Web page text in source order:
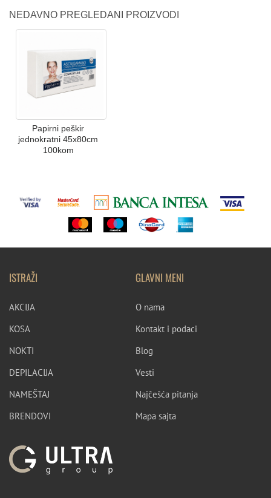
NEDAVNO PREGLEDANI PROIZVODI
Papirni peškir
jednokratni 45x80cm
100kom
ISTRAŽI
AKCIJA
KOSA
NOKTI
DEPILACIJA
NAMEŠTAJ
BRENDOVI
GLAVNI MENI
O nama
Kontakt i podaci
Blog
Vesti
Najčešća pitanja
Mapa sajta